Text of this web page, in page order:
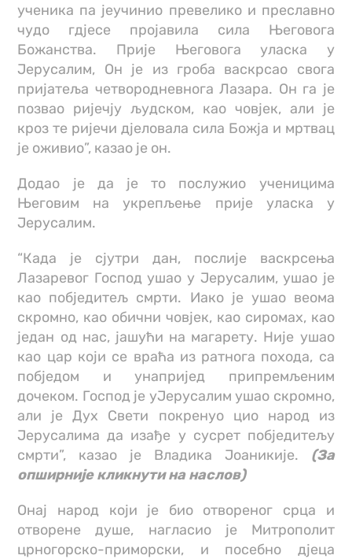
ученика па јеучинио превелико и преславно
чудо гдјесе пројавила сила Његовога
Божанства. Прије Његовога уласка у
Јерусалим, Он је из гроба васкрсао свога
пријатеља четвородневнога Лазара. Он га је
позвао ријечју људском, као човјек, али је
кроз те ријечи дјеловала сила Божја и мртвац
је оживио”, казао је он.
Додао је да је то послужио ученицима
Његовим на укрепљење прије уласка у
Јерусалим.
“Када је сјутри дан, послије васкрсења
Лазаревог Господ ушао у Јерусалим, ушао је
као побједитељ смрти. Иако је ушао веома
скромно, као обични човјек, као сиромах, као
један од нас, јашући на магарету. Није ушао
као цар који се враћа из ратнога похода, са
побједом и унапријед припремљеним
дочеком. Господ је уЈерусалим ушао скромно,
али је Дух Свети покренуо цио народ из
Јерусалима да изађе у сусрет побједитељу
смрти”, казао је Владика Јоаникије. (За
опширније кликнути на наслов)
Онај народ који је био отвореног срца и
отворене душе, нагласио је Митрополит
црногорско-приморски, и посебно дјеца